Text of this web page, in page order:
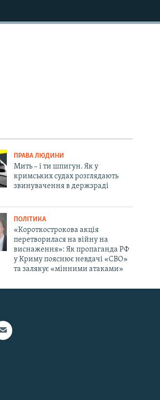
ПРАВА ЛЮДИНИ
Мить – і ти шпигун. Як у
кримських судах розглядають
звинувачення в держзраді
ПОЛІТИКА
«Короткострокова акція
перетворилася на війну на
виснаження»: Як пропаганда РФ
у Криму пояснює невдачі «СВО»
та залякує «мінними атаками»